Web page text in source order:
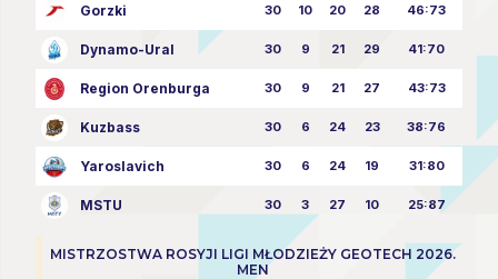
Gorzki 30 10 20 28 46:73
Dynamo-Ural 30 9 21 29 41:70
Region Orenburga 30 9 21 27 43:73
Kuzbass 30 6 24 23 38:76
Yaroslavich 30 6 24 19 31:80
MSTU 30 3 27 10 25:87
MISTRZOSTWA ROSYJI LIGI MŁODZIEŻY GEOTECH 2026.
MEN